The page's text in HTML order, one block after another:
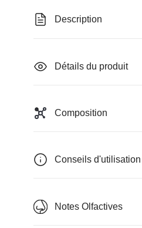
Description
Détails du produit
Composition
Conseils d'utilisation
Notes Olfactives